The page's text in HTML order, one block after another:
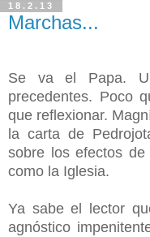
18.2.13
Marchas...
Se va el Papa.
precedentes. Poco
que reflexionar.
la carta de
sobre los efectos
como la Iglesia.
Ya sabe el lector
agnóstico